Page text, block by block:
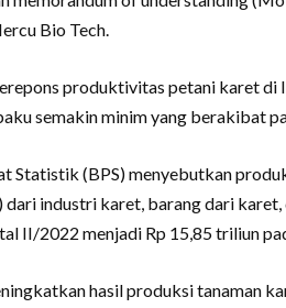
Bio Tech.
produktivitas petani karet di
semakin minim yang berakibat
Statistik (BPS) menyebutkan
industri karet, barang dari karet,
II/2022 menjadi Rp 15,85 triliun
hasil produksi tanaman